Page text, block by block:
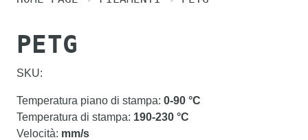
PETG
SKU:
Temperatura piano di stampa: 0-90 °C
Temperatura di stampa: 190-230 °C
Velocità: mm/s